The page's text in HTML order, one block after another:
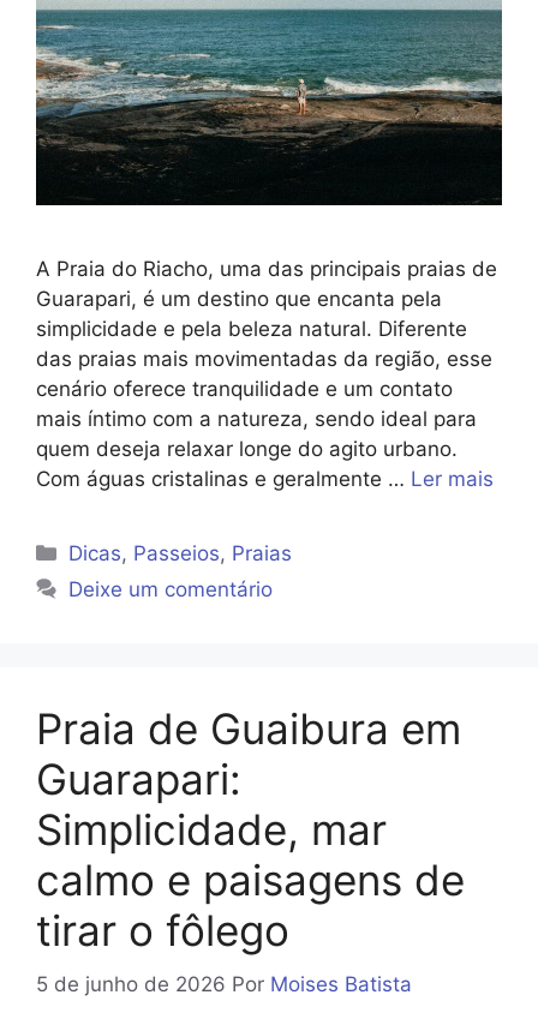
A Praia do Riacho, uma das principais praias de
Guarapari, é um destino que encanta pela
simplicidade e pela beleza natural. Diferente
das praias mais movimentadas da região, esse
cenário oferece tranquilidade e um contato
mais íntimo com a natureza, sendo ideal para
quem deseja relaxar longe do agito urbano.
Com águas cristalinas e geralmente … Ler mais
Categorias
Dicas, Passeios, Praias
Deixe um comentário
Praia de Guaibura em
Guarapari:
Simplicidade, mar
calmo e paisagens de
tirar o fôlego
5 de junho de 2026 Por Moises Batista